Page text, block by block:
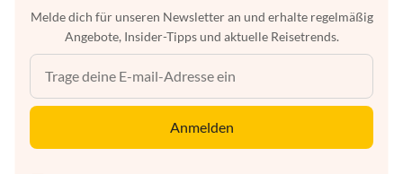
Melde dich für unseren Newsletter an und erhalte regelmäßig
Angebote, Insider-Tipps und aktuelle Reisetrends.
Anmelden